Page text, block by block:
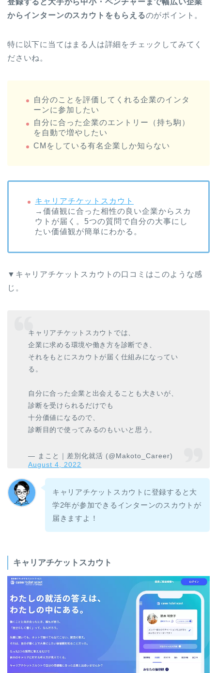
からインターンのスカウトをもらえるのがポイント。
特に以下に当てはまる人は詳細をチェックしてみてく
ださいね。
自分のことを評価してくれる企業のインタ
ーンに参加したい
自分に合った企業のエントリー（持ち駒）
を自動で増やしたい
CMをしている有名企業しか知らない
キャリアチケットスカウト
→価値観に合った相性の良い企業からスカ
ウトが届く。5つの質問で自分の大事にし
たい価値観が簡単にわかる。
▼キャリアチケットスカウトの口コミはこのような感
じ。
キャリアチケットスカウトでは、
企業に求める環境や働き方を診断でき、
それをもとにスカウトが届く仕組みになってい
る。
自分に合った企業と出会えることも大きいが、
診断を受けられるだけでも
十分価値になるので、
診断目的で使ってみるのもいいと思う。
— まこと｜差別化就活 (@Makoto_Career)
August 4, 2022
キャリアチケットスカウトに登録すると大
学2年が参加できるインターンのスカウトが
届きますよ！
キャリアチケットスカウト